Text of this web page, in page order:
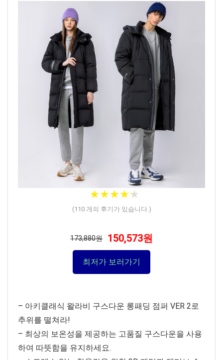
★★★★★
★★★★★
(110개의 후기가 있습니다.)
173,880원 150,573원
최저가 보러가기
– 아키클래식 왈라비 구스다운 롱패딩 점퍼 VER 2로
추위를 떨쳐라!
– 최상의 보온성을 제공하는 고품질 구스다운을 사용
하여 따뜻함을 유지하세요.